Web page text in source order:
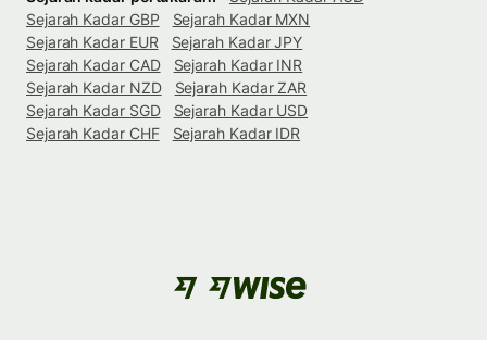
Sejarah Kadar GBP
Sejarah Kadar MXN
Sejarah Kadar EUR
Sejarah Kadar JPY
Sejarah Kadar CAD
Sejarah Kadar INR
Sejarah Kadar NZD
Sejarah Kadar ZAR
Sejarah Kadar SGD
Sejarah Kadar USD
Sejarah Kadar CHF
Sejarah Kadar IDR